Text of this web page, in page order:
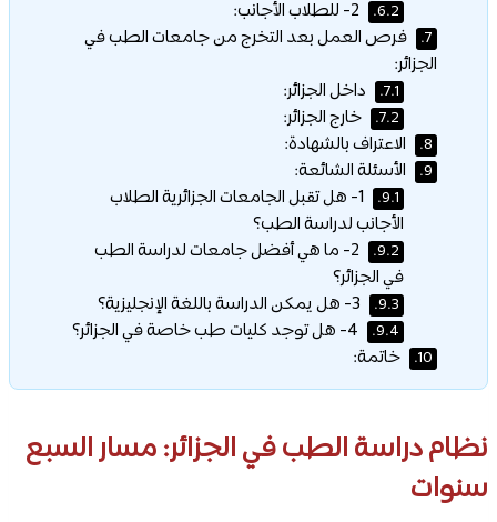
6.2.
7.
فرص العمل بعد التخرج من جامعات الطب في
الجزائر:
7.1. داخل الجزائر:
7.2. خارج الجزائر:
8. الاعتراف بالشهادة:
9. الأسئلة الشائعة:
9.1.
1- هل تقبل الجامعات الجزائرية الطلاب
الأجانب لدراسة الطب؟
9.2.
2- ما هي أفضل جامعات لدراسة الطب
في الجزائر؟
9.3.
9.4.
10. خاتمة:
نظام دراسة الطب في الجزائر: مسار السبع
سنوات